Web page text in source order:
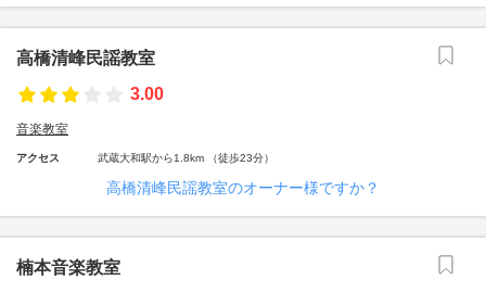
高橋清峰民謡教室
3.00
音楽教室
アクセス 武蔵大和駅から1.8km （徒歩23分）
高橋清峰民謡教室のオーナー様ですか？
楠本音楽教室